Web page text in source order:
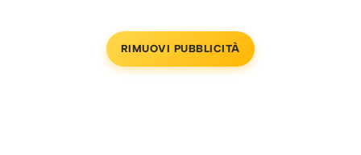
RIMUOVI PUBBLICITÀ